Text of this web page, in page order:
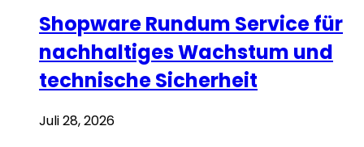
Shopware Rundum Service für
nachhaltiges Wachstum und
technische Sicherheit
Juli 28, 2026